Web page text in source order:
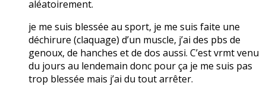
aléatoirement.
je me suis blessée au sport, je me suis faite une
déchirure (claquage) d’un muscle, j’ai des pbs de
genoux, de hanches et de dos aussi. C’est vrmt venu
du jours au lendemain donc pour ça je me suis pas
trop blessée mais j’ai du tout arrêter.